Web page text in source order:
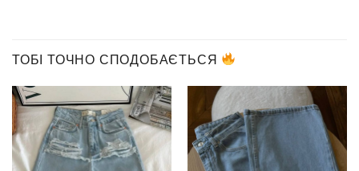
ТОБІ ТОЧНО СПОДОБАЄТЬСЯ